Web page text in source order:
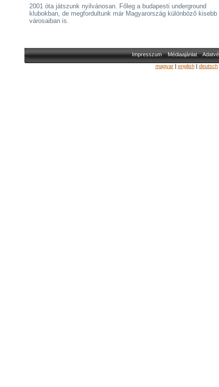
2001 óta játszunk nyilvánosan. Főleg a budapesti underground
klubokban, de megfordultunk már Magyarország különböző kisebb
városaiban is.
Impresszum Médiaajánlat
magyar| english| deutsch